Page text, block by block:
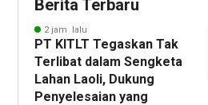
Berita Terbaru
2 jam lalu
PT KITLT Tegaskan Tak
Terlibat dalam Sengketa
Lahan Laoli, Dukung
Penyelesaian yang